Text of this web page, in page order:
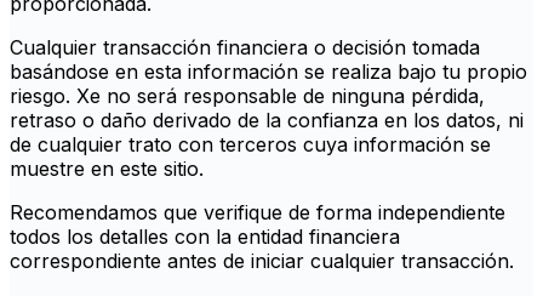
Cualquier transacción financiera o decisión tomada
basándose en esta información se realiza bajo tu propio
riesgo. Xe no será responsable de ninguna pérdida,
retraso o daño derivado de la confianza en los datos, ni
de cualquier trato con terceros cuya información se
muestre en este sitio.
Recomendamos que verifique de forma independiente
todos los detalles con la entidad financiera
correspondiente antes de iniciar cualquier transacción.